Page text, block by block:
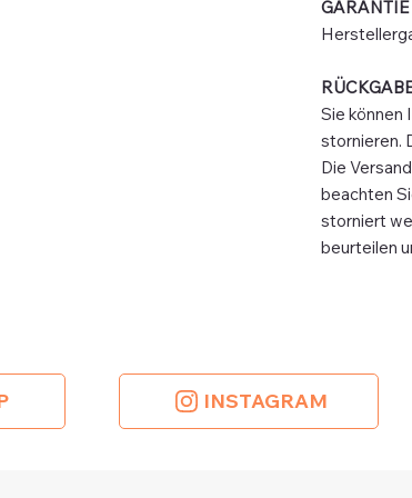
GARANTIE
Sie können
stornieren.
Die
beachten
storniert
beurteilen
INSTAGRAM